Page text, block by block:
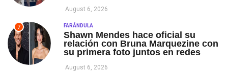
August 6, 2026
7 FARÁNDULA
Shawn Mendes hace oficial su
relación con Bruna Marquezine con
su primera foto juntos en redes
August 6, 2026